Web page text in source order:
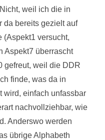
weil ich die in
da bereits gezielt auf
(Aspekt1 versucht,
Aspekt7 überrascht
gefreut, weil die DDR
finde, was da in
wird, einfach unfassbar
nachvollziehbar, wie
Anderswo werden
übrige Alphabeth